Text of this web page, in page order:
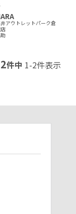
アウトレットパーク倉
2件中 1-2件表示